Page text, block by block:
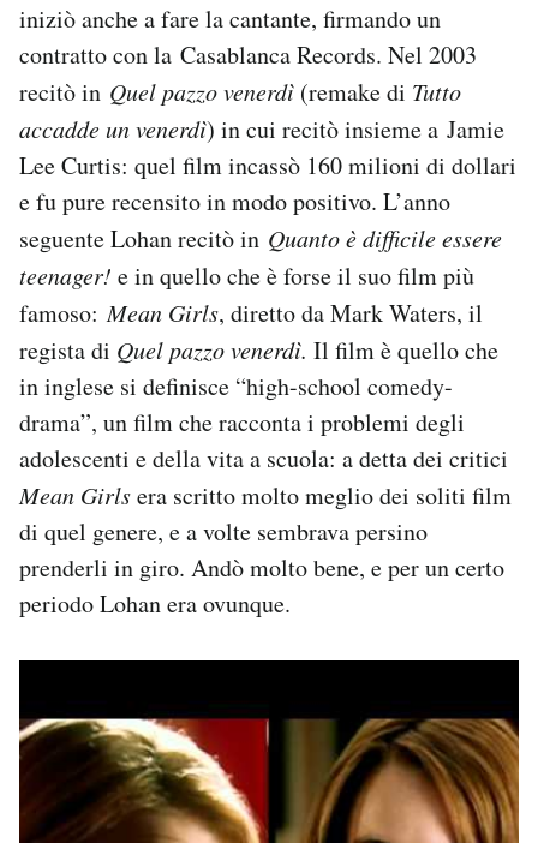
iniziò anche a fare la cantante, firmando un
contratto con la Casablanca Records. Nel 2003
recitò in Quel pazzo venerdì (remake di Tutto
accadde un venerdì) in cui recitò insieme a Jamie
Lee Curtis: quel film incassò 160 milioni di dollari
e fu pure recensito in modo positivo. L’anno
seguente Lohan recitò in Quanto è difficile essere
teenager! e in quello che è forse il suo film più
famoso:Mean Girls, diretto da Mark Waters, il
regista di Quel pazzo venerdì. Il film è quello che
in inglese si definisce “high-school comedy-
drama”, un film che racconta i problemi degli
adolescenti e della vita a scuola: a detta dei critici
Mean Girlsera scritto molto meglio dei soliti film
di quel genere, e a volte sembrava persino
prenderli in giro. Andò molto bene, e per un certo
periodo Lohan era ovunque.